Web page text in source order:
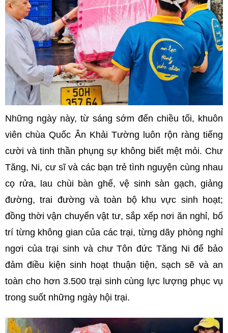
Những ngày này, từ sáng sớm đến chiều tối, khuôn
viên chùa Quốc Ân Khải Tường luôn rộn ràng tiếng
cười và tinh thần phụng sự không biết mệt mỏi. Chư
Tăng, Ni, cư sĩ và các bạn trẻ tình nguyện cùng nhau
cọ rửa, lau chùi bàn ghế, vệ sinh sàn gạch, giảng
đường, trai đường và toàn bộ khu vực sinh hoạt;
đồng thời vận chuyển vật tư, sắp xếp nơi ăn nghỉ, bố
trí từng không gian của các trại, từng dãy phòng nghỉ
ngơi của trại sinh và chư Tôn đức Tăng Ni để bảo
đảm điều kiện sinh hoạt thuận tiện, sạch sẽ và an
toàn cho hơn 3.500 trại sinh cùng lực lượng phục vụ
trong suốt những ngày hội trại.